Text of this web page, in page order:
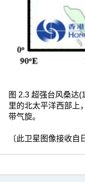
图 2.3 超强台风桑达
里的北太平洋西部上
带气旋。
〔此卫星图像接收自